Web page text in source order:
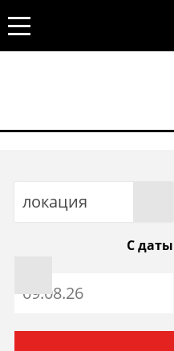
локация
С даты